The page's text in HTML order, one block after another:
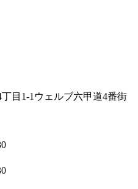
目1-1ウェルブ六甲道4番街